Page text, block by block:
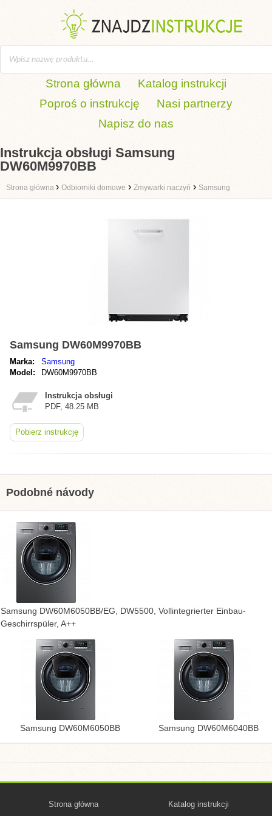
Strona główna
Katalog instrukcji
Poproś o instrukcję
Nasi partnerzy
Napisz do nas
Instrukcja obsługi Samsung
DW60M9970BB
Strona główna › Odbiorniki domowe › Zmywarki naczyń › Samsung
Samsung DW60M9970BB
Marka:
Samsung
Model:
DW60M9970BB
Instrukcja obsługi
PDF, 48.25 MB
Pobierz instrukcję
Podobné návody
Samsung DW60M6050BB/EG, DW5500, Vollintegrierter Einbau-
Geschirrspüler, A++
Samsung DW60M6050BB Samsung DW60M6040BB
Strona główna Katalog instrukcji